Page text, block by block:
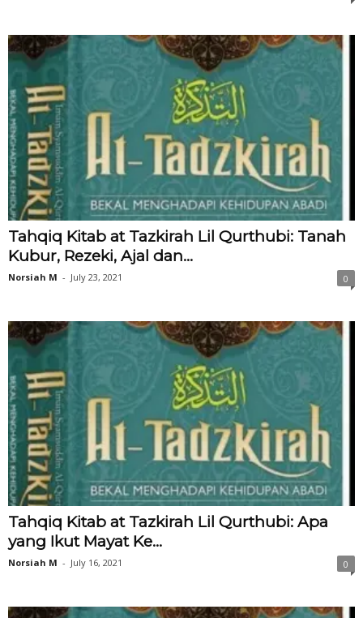
Tahqiq Kitab at Tazkirah Lil Qurthubi: Tanah
Kubur, Rezeki, Ajal dan...
Norsiah M - July 23, 2021 0
Tahqiq Kitab at Tazkirah Lil Qurthubi: Apa
yang Ikut Mayat Ke...
Norsiah M - July 16, 2021 0